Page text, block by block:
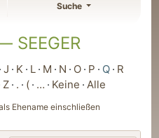
Suche
SEEGER
J K L M N O P Q R
Z . ( … Keine Alle
Ehename einschließen